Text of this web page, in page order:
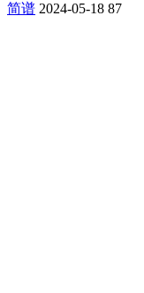
简谱 2024-05-18 87